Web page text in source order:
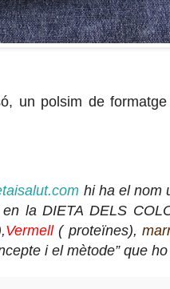
un polsim de
hi ha el nom
la DIETA DELS
Vermell( proteïnes),
i el mètode” que